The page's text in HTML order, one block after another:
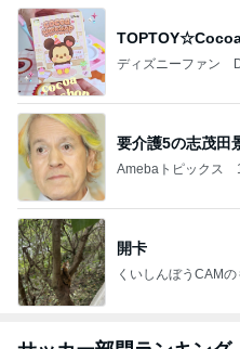
ディズニーファン
要介護5の志茂田
Amebaトピックス
開卡
くいしんぼうCAM